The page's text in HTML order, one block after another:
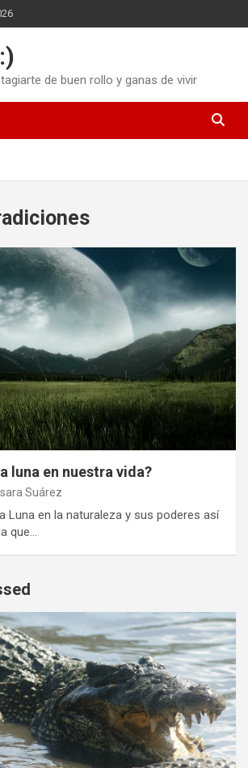
de buen rollo y ganas de vivir
luna en nuestra vida?
sara Suárez
Luna en la naturaleza y sus poderes así
que…